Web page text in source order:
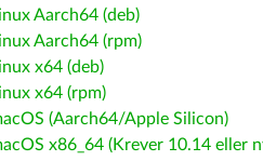
Aarch64 (deb)
Aarch64 (rpm)
x64 (deb)
x64 (rpm)
(Aarch64/Apple Silicon)
x86_64 (Krever 10.14 eller